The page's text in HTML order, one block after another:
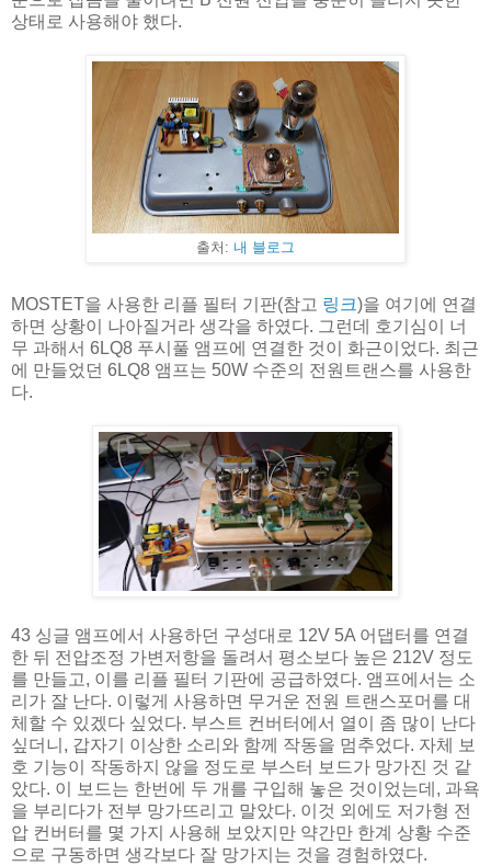
상태로 사용해야 했다.
출처: 내 블로그
MOSTET을 사용한 리플 필터 기판(참고 링크)을 여기에 연결
하면 상황이 나아질거라 생각을 하였다. 그런데 호기심이 너
무 과해서 6LQ8 푸시풀 앰프에 연결한 것이 화근이었다. 최근
에 만들었던 6LQ8 앰프는 50W 수준의 전원트랜스를 사용한
다.
43 싱글 앰프에서 사용하던 구성대로 12V 5A 어댑터를 연결
한 뒤 전압조정 가변저항을 돌려서 평소보다 높은 212V 정도
를 만들고, 이를 리플 필터 기판에 공급하였다. 앰프에서는 소
리가 잘 난다. 이렇게 사용하면 무거운 전원 트랜스포머를 대
체할 수 있겠다 싶었다. 부스트 컨버터에서 열이 좀 많이 난다
싶더니, 갑자기 이상한 소리와 함께 작동을 멈추었다. 자체 보
호 기능이 작동하지 않을 정도로 부스터 보드가 망가진 것 같
았다. 이 보드는 한번에 두 개를 구입해 놓은 것이었는데, 과욕
을 부리다가 전부 망가뜨리고 말았다. 이것 외에도 저가형 전
압 컨버터를 몇 가지 사용해 보았지만 약간만 한계 상황 수준
으로 구동하면 생각보다 잘 망가지는 것을 경험하였다.